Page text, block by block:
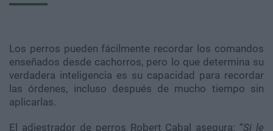
Los perros pueden fácilmente recordar los comandos
enseñados desde cachorros, pero lo que determina su
verdadera inteligencia es su capacidad para recordar
las órdenes, incluso después de mucho tiempo sin
aplicarlas.
El adiestrador de perros Robert Cabal asegura: “Si le